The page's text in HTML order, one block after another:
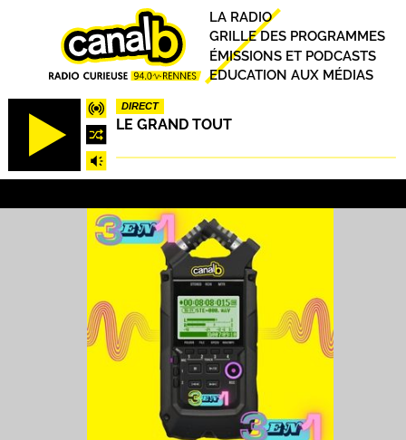
DIRECT
LE GRAND TOUT
Principal
LA RADIO
GRILLE DES PROGRAMMES
ÉMISSIONS ET PODCASTS
EDUCATION AUX MÉDIAS